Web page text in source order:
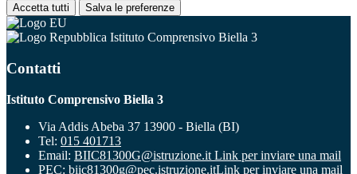
Accetta tutti Salva le preferenze
Istituto Comprensivo Biella 3
Contatti
Istituto Comprensivo Biella 3
Via Addis Abeba 37 13900 - Biella (BI)
Tel: 015 401713
Email: BIIC81300G@istruzione.it Link per inviare una mail
PEC: biic81300g@pec.istruzione.itLink per inviare una mail